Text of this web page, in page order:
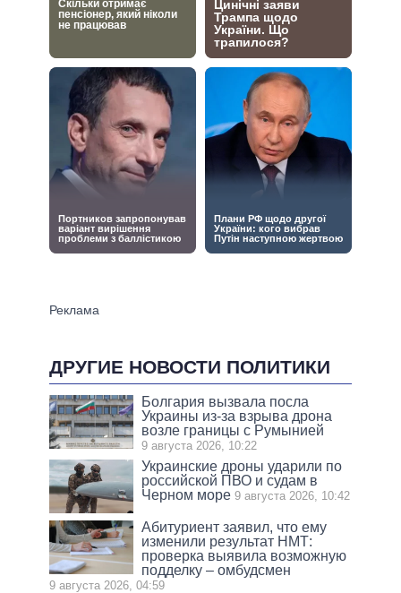
ДРУГИЕ НОВОСТИ ПОЛИТИКИ
Болгария вызвала посла
Украины из-за взрыва дрона
возле границы с Румынией
9 августа 2026, 10:22
Украинские дроны ударили по
российской ПВО и судам в
Черном море 9 августа 2026, 10:42
Абитуриент заявил, что ему
изменили результат НМТ:
проверка выявила возможную
подделку – омбудсмен
9 августа 2026, 04:59